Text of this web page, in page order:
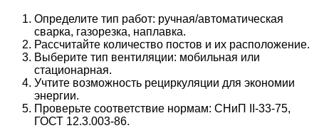
Определите тип работ: ручная/автоматическая
сварка, газорезка, наплавка.
Рассчитайте количество постов и их расположение.
Выберите тип вентиляции: мобильная или
стационарная.
Учтите возможность рециркуляции для экономии
энергии.
Проверьте соответствие нормам: СНиП II-33-75,
ГОСТ 12.3.003-86.